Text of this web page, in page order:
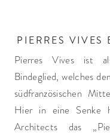
PIERRES VIVES
Pierres Vives ist
Bindeglied, welches
südfranzösischen
Hier in eine Senke
Architects das